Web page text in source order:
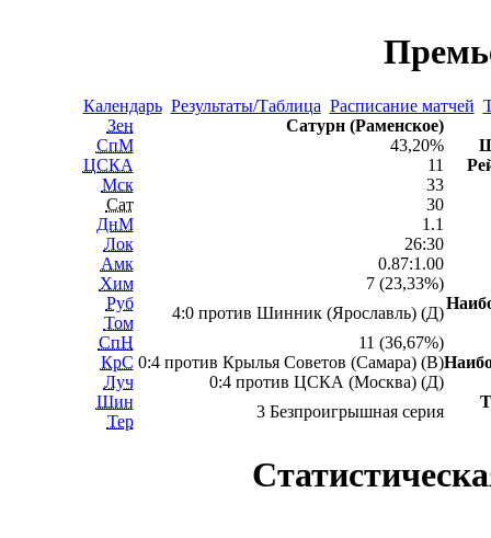
Календарь Результаты/Таблица Расписание матчей
Зен
СпМ
ЦСКА
Мск
Сат
ДнМ
Лок
Амк
Хим
Руб
Том
СпН
КрС
Луч
Шин
Тер
Сатурн (Раменское)
43,20%
11
33
30
1.1
26:30
0.87:1.00
7 (23,33%)
4:0 против Шинник (Ярославль) (Д)
11 (36,67%)
0:4 против Крылья Советов (Самара) (В)
0:4 против ЦСКА (Москва) (Д)
3 Безпроигрышная серия